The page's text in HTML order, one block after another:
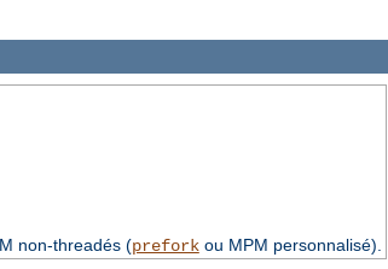
non-threadés (preforkou MPM personnalisé).